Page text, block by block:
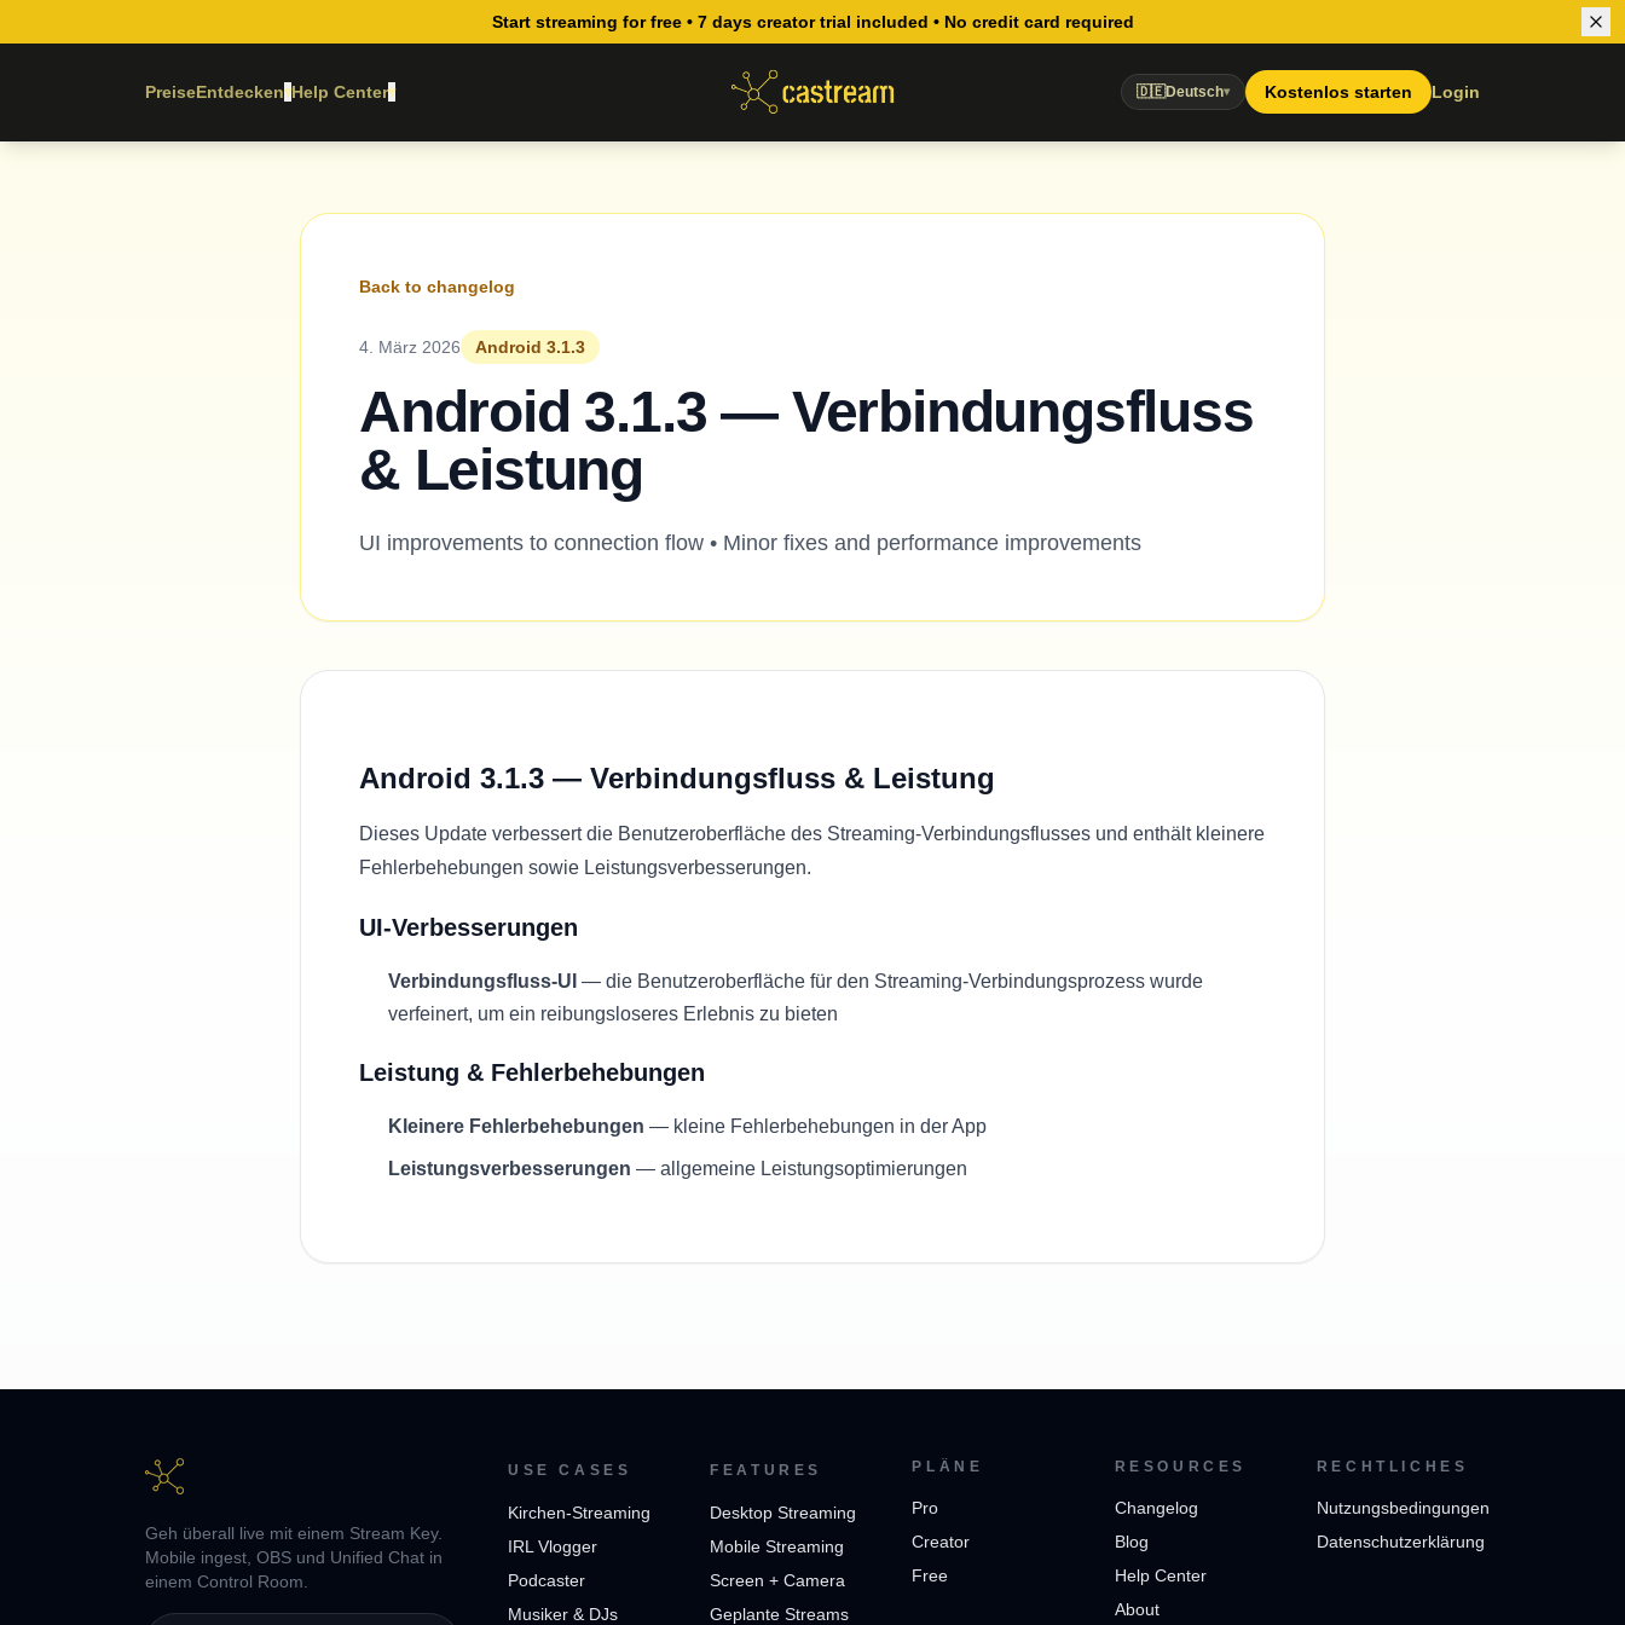
Start streaming for free • 7 days creator trial included • No credit card required
PreiseEntdecken▾Help Center▾ 🇩🇪Deutsch▾ Kostenlos starten Login
Back to changelog
4. März 2026 Android 3.1.3
Android 3.1.3 — Verbindungsfluss
& Leistung
UI improvements to connection flow • Minor fixes and performance improvements
Android 3.1.3 — Verbindungsfluss & Leistung
Dieses Update verbessert die Benutzeroberfläche des Streaming-Verbindungsflusses und enthält kleinere
Fehlerbehebungen sowie Leistungsverbesserungen.
UI-Verbesserungen
Verbindungsfluss-UI — die Benutzeroberfläche für den Streaming-Verbindungsprozess wurde
verfeinert, um ein reibungsloseres Erlebnis zu bieten
Leistung & Fehlerbehebungen
Kleinere Fehlerbehebungen — kleine Fehlerbehebungen in der App
Leistungsverbesserungen — allgemeine Leistungsoptimierungen
Geh überall live mit einem Stream Key.
Mobile ingest, OBS und Unified Chat in
einem Control Room.
USE CASES
Kirchen-Streaming
IRL Vlogger
Podcaster
Musiker & DJs
FEATURES
Desktop Streaming
Mobile Streaming
Screen + Camera
Geplante Streams
PLÄNE
Pro
Creator
Free
RESOURCES
Changelog
Blog
Help Center
About
RECHTLICHES
Nutzungsbedingungen
Datenschutzerklärung